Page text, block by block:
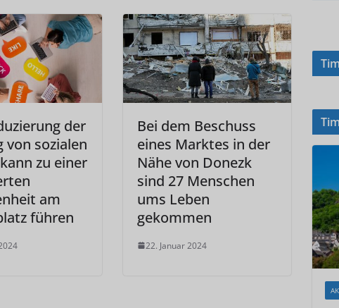
der
von sozialen
zu einer
am
führen
Bei dem Beschuss
eines Marktes in der
Nähe von Donezk
sind 27 Menschen
ums Leben
gekommen
22. Januar 2024